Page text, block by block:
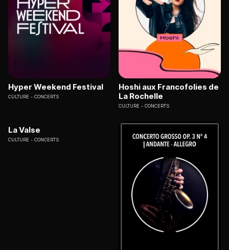
Hyper Weekend Festival
CULTURE CONCERTS
Hoshi aux Francofolies de
La Rochelle
CULTURE CONCERTS
La Valse
CULTURE CONCERTS